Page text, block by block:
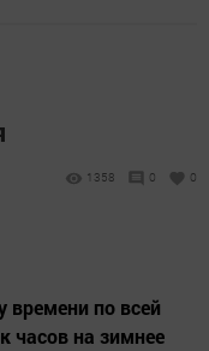
1358 0 0
времени по всей
часов на зимнее